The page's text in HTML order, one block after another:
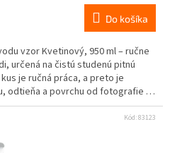
Do košíka
vzor Kvetinový, 950 ml – ručne
určená na čistú studenú pitnú
je ručná práca, a preto je
odtieňa a povrchu od fotografie sú
Určené výhradne na čistú
(citrón, džús, ocot, víno), mlieko,
1 pohár denne, voda v nádobe
tehotné a dojčiace ženy a osoby s
Kód:83123